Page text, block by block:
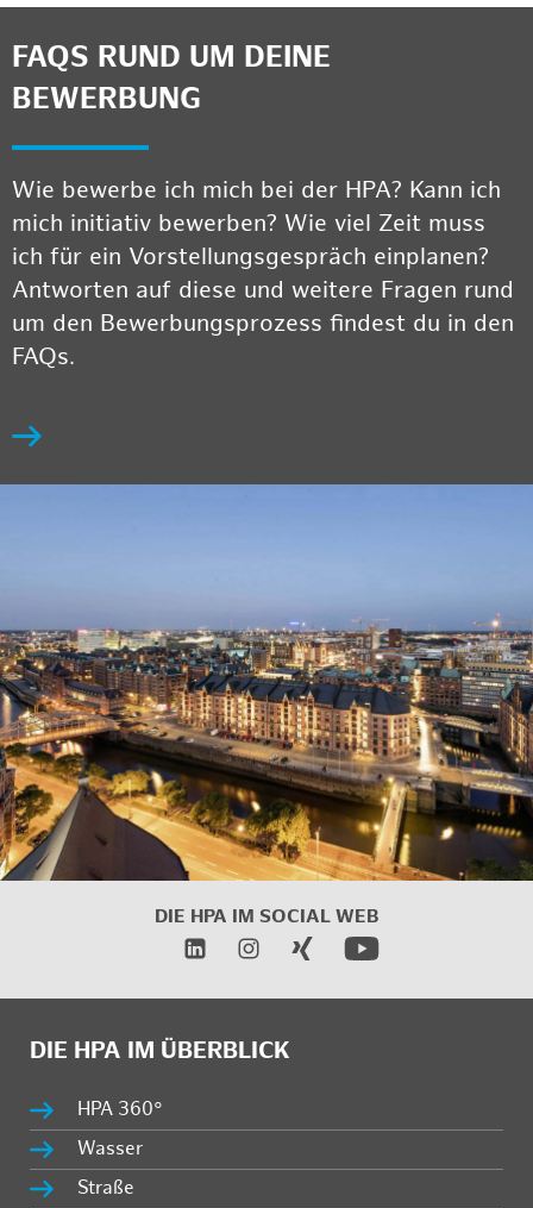
FAQS RUND UM DEINE
BEWERBUNG
Wie bewerbe ich mich bei der HPA? Kann ich
mich initiativ bewerben? Wie viel Zeit muss
ich für ein Vorstellungsgespräch einplanen?
Antworten auf diese und weitere Fragen rund
um den Bewerbungsprozess findest du in den
FAQs.
DIE HPA IM SOCIAL WEB
DIE HPA IM ÜBERBLICK
HPA 360°
Wasser
Straße